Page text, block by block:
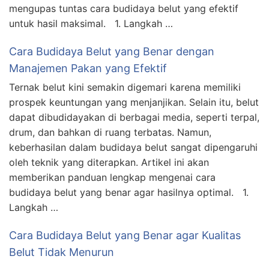
mengupas tuntas cara budidaya belut yang efektif
untuk hasil maksimal. 1. Langkah …
Cara Budidaya Belut yang Benar dengan
Manajemen Pakan yang Efektif
Ternak belut kini semakin digemari karena memiliki
prospek keuntungan yang menjanjikan. Selain itu, belut
dapat dibudidayakan di berbagai media, seperti terpal,
drum, dan bahkan di ruang terbatas. Namun,
keberhasilan dalam budidaya belut sangat dipengaruhi
oleh teknik yang diterapkan. Artikel ini akan
memberikan panduan lengkap mengenai cara
budidaya belut yang benar agar hasilnya optimal. 1.
Langkah …
Cara Budidaya Belut yang Benar agar Kualitas
Belut Tidak Menurun